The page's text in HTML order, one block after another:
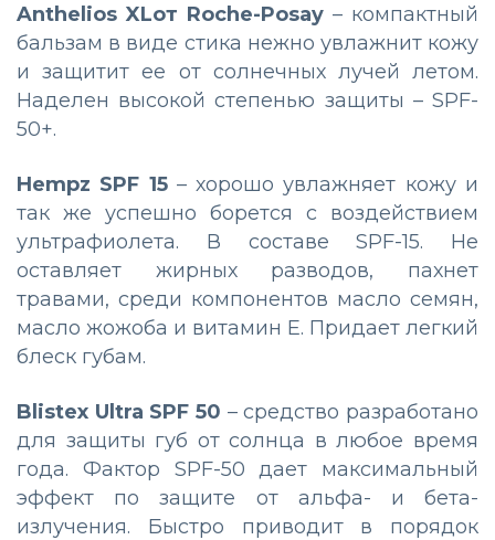
Anthelios XLот Roche-Posay – компактный
бальзам в виде стика нежно увлажнит кожу
и защитит ее от солнечных лучей летом.
Наделен высокой степенью защиты – SPF-
50+.
Hempz SPF 15 – хорошо увлажняет кожу и
так же успешно борется с воздействием
ультрафиолета. В составе SPF-15. Не
оставляет жирных разводов, пахнет
травами, среди компонентов масло семян,
масло жожоба и витамин Е. Придает легкий
блеск губам.
Blistex Ultra SPF 50 – средство разработано
для защиты губ от солнца в любое время
года. Фактор SPF-50 дает максимальный
эффект по защите от альфа- и бета-
излучения. Быстро приводит в порядок